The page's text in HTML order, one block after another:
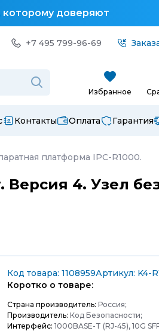
которому доверяют
+7 495 799-96-69
Избранное
Контакты Оплата Гарантия
платформа IPC-R1000.
4. Узел
Код товара: 1108959Артикул: K4-
Коротко о товаре:
Страна производитель: Россия;
Производитель: Код Безопасности;
Интерфейс:
1000BASE-T